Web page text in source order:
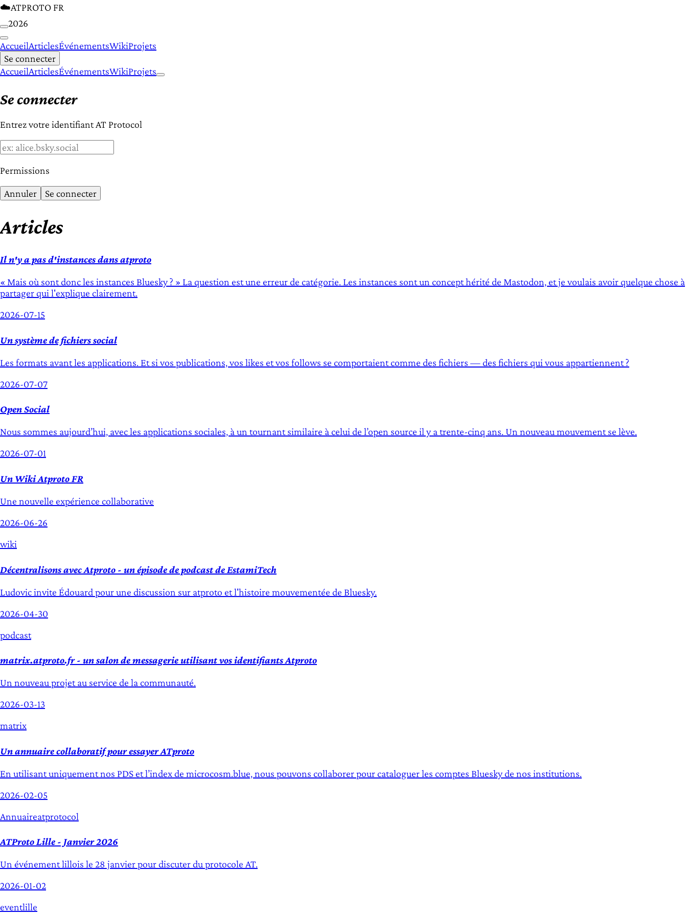
☁️ATPROTO FR
2026
AccueilArticlesÉvénementsWikiProjets
Se connecter
AccueilArticlesÉvénementsWikiProjets
Se connecter
Entrez votre identifiant AT Protocol
Permissions
Annuler Se connecter
Articles
Il n'y a pas d'instances dans atproto
« Mais où sont donc les instances Bluesky ? » La question est une erreur de catégorie. Les instances sont un concept hérité de Mastodon, et je voulais avoir quelque chose à
partager qui l'explique clairement.
2026-07-15
Un système de fichiers social
Les formats avant les applications. Et si vos publications, vos likes et vos follows se comportaient comme des fichiers — des fichiers qui vous appartiennent ?
2026-07-07
Open Social
Nous sommes aujourd’hui, avec les applications sociales, à un tournant similaire à celui de l’open source il y a trente-cinq ans. Un nouveau mouvement se lève.
2026-07-01
Un Wiki Atproto FR
Une nouvelle expérience collaborative
2026-06-26
wiki
Décentralisons avec Atproto - un épisode de podcast de EstamiTech
Ludovic invite Édouard pour une discussion sur atproto et l'histoire mouvementée de Bluesky.
2026-04-30
podcast
matrix.atproto.fr - un salon de messagerie utilisant vos identifiants Atproto
Un nouveau projet au service de la communauté.
2026-03-13
matrix
Un annuaire collaboratif pour essayer ATproto
En utilisant uniquement nos PDS et l’index de microcosm.blue, nous pouvons collaborer pour cataloguer les comptes Bluesky de nos institutions.
2026-02-05
Annuaireatprotocol
ATProto Lille - Janvier 2026
Un événement lillois le 28 janvier pour discuter du protocole AT.
2026-01-02
eventlille